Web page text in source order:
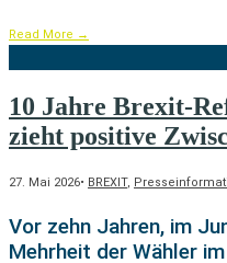
Read More →
10 Jahre Brexit-
zieht positive
27. Mai 2026• BREXIT,
Vor zehn Jahren, im
Mehrheit der Wähler